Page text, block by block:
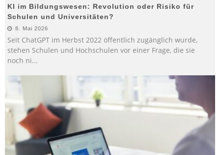
KI im Bildungswesen: Revolution oder Risiko für
Schulen und Universitäten?
8. Mai 2026
Seit ChatGPT im Herbst 2022 öffentlich zugänglich wurde,
stehen Schulen und Hochschulen vor einer Frage, die sie
noch ni...